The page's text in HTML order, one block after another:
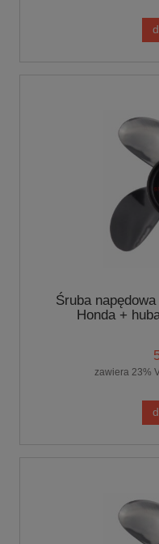
Śruba
Honda +
zawiera 23%